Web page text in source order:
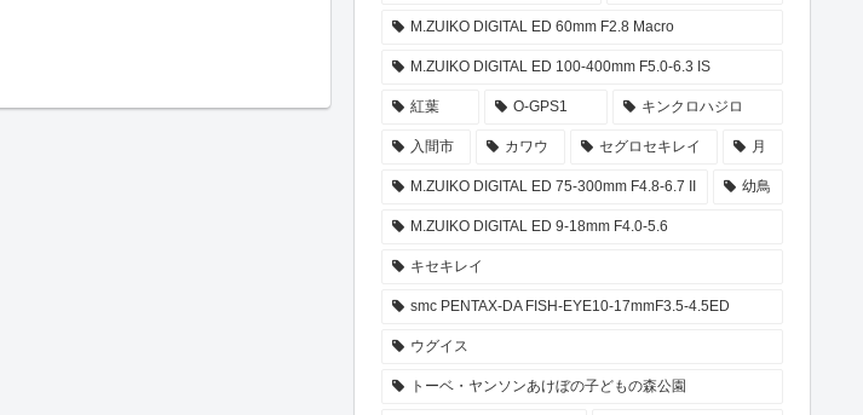
M.ZUIKO DIGITAL ED 60mm F2.8 Macro
M.ZUIKO DIGITAL ED 100-400mm F5.0-6.3 IS
紅葉 O-GPS1 キンクロハジロ
入間市 カワウ セグロセキレイ 月
M.ZUIKO DIGITAL ED 75-300mm F4.8-6.7 II 幼鳥
M.ZUIKO DIGITAL ED 9-18mm F4.0-5.6
キセキレイ
smc PENTAX-DA FISH-EYE10-17mmF3.5-4.5ED
ウグイス
トーベ・ヤンソンあけぼの子どもの森公園